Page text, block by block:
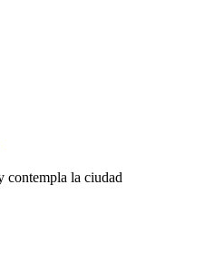
contempla la ciudad